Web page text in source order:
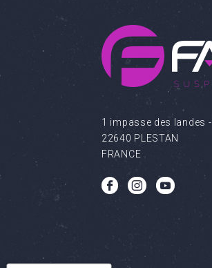
1 impasse des landes -
22640 PLESTAN
FRANCE
b c q